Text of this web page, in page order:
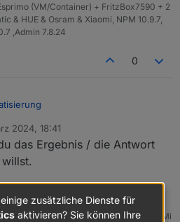
(VM/Container) + FritzBox7590 + 2
& HUE & Osram & Xiaomi, NPM 10.9.7,
,Admin 7.8.24
0
mit nem Brett vorm Kopp vor
Block ne Steckdose
ein Block mit Einschub.
2024, 18:41
das Ergebnis / die Antwort
Dots 2+3. Gen | Xiaomi Sensoren | Mi
zusätzliche Dienste für
aktivieren? Sie können Ihre